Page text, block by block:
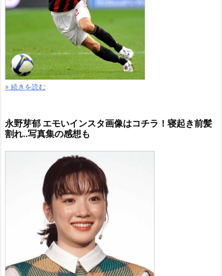
» 続きを読む
永野芽郁 エモいインスタ画像はコチラ！寝起き前髪
割れ..写真集の感想も